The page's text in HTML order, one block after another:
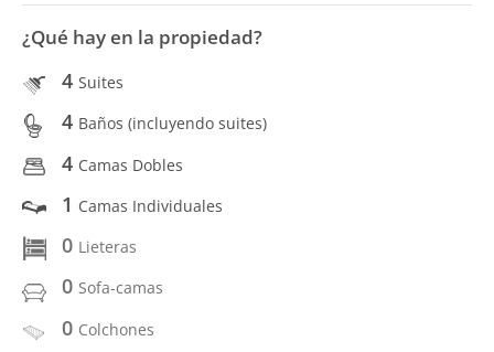
¿Qué hay en la propiedad?
4 Suites
4 Baños (incluyendo suites)
4 Camas Dobles
1 Camas Individuales
0 Lieteras
0 Sofa-camas
0 Colchones